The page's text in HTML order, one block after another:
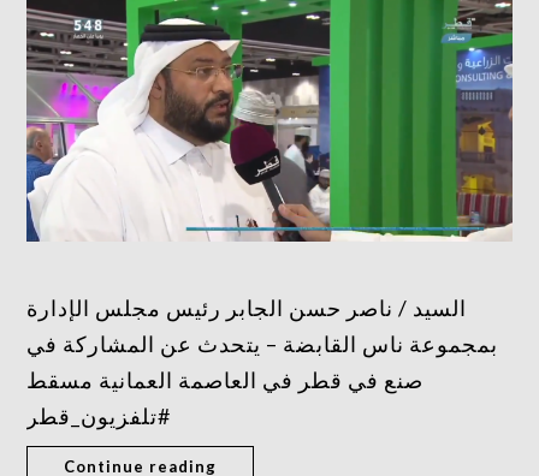
السيد / ناصر حسن الجابر رئيس مجلس الإدارة
بمجموعة ناس القابضة – يتحدث عن المشاركة في
صنع في قطر في العاصمة العمانية مسقط
#تلفزيون_قطر
Continue reading